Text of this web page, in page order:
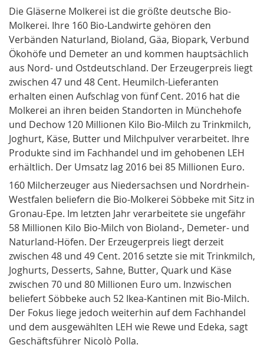
Die Gläserne Molkerei ist die größte deutsche Bio-
Molkerei. Ihre 160 Bio-Landwirte gehören den
Verbänden Naturland, Bioland, Gäa, Biopark, Verbund
Ökohöfe und Demeter an und kommen hauptsächlich
aus Nord- und Ostdeutschland. Der Erzeugerpreis liegt
zwischen 47 und 48 Cent. Heumilch-Lieferanten
erhalten einen Aufschlag von fünf Cent. 2016 hat die
Molkerei an ihren beiden Standorten in Münchehofe
und Dechow 120 Millionen Kilo Bio-Milch zu Trinkmilch,
Joghurt, Käse, Butter und Milchpulver verarbeitet. Ihre
Produkte sind im Fachhandel und im gehobenen LEH
erhältlich. Der Umsatz lag 2016 bei 85 Millionen Euro.
160 Milcherzeuger aus Niedersachsen und Nordrhein-
Westfalen beliefern die Bio-Molkerei Söbbeke mit Sitz in
Gronau-Epe. Im letzten Jahr verarbeitete sie ungefähr
58 Millionen Kilo Bio-Milch von Bioland-, Demeter- und
Naturland-Höfen. Der Erzeugerpreis liegt derzeit
zwischen 48 und 49 Cent. 2016 setzte sie mit Trinkmilch,
Joghurts, Desserts, Sahne, Butter, Quark und Käse
zwischen 70 und 80 Millionen Euro um. Inzwischen
beliefert Söbbeke auch 52 Ikea-Kantinen mit Bio-Milch.
Der Fokus liege jedoch weiterhin auf dem Fachhandel
und dem ausgewählten LEH wie Rewe und Edeka, sagt
Geschäftsführer Nicolò Polla.